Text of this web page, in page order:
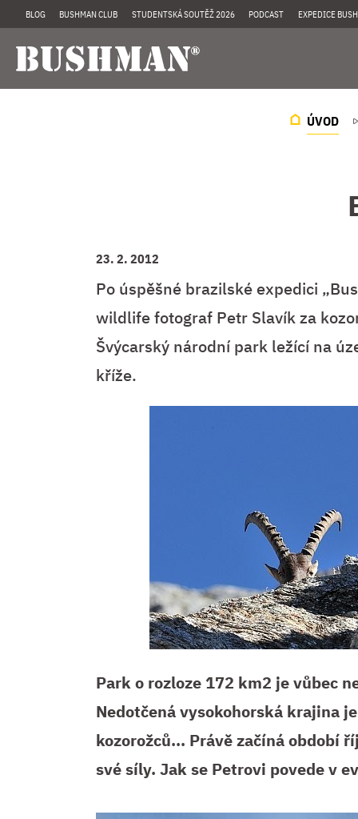
BLOG BUSHMAN CLUB STUDENTSKÁ SOUTĚŽ 2026 PODCAST EXPEDICE
ÚVOD
23. 2. 2012
Po úspěšné brazilské expedici
wildlife fotograf Petr Slavík za
Švýcarský národní park ležící na
kříže.
Park o rozloze 172 km2 je vůbec
Nedotčená vysokohorská krajina
kozorožců... Právě začíná období
své síly. Jak se Petrovi povede v